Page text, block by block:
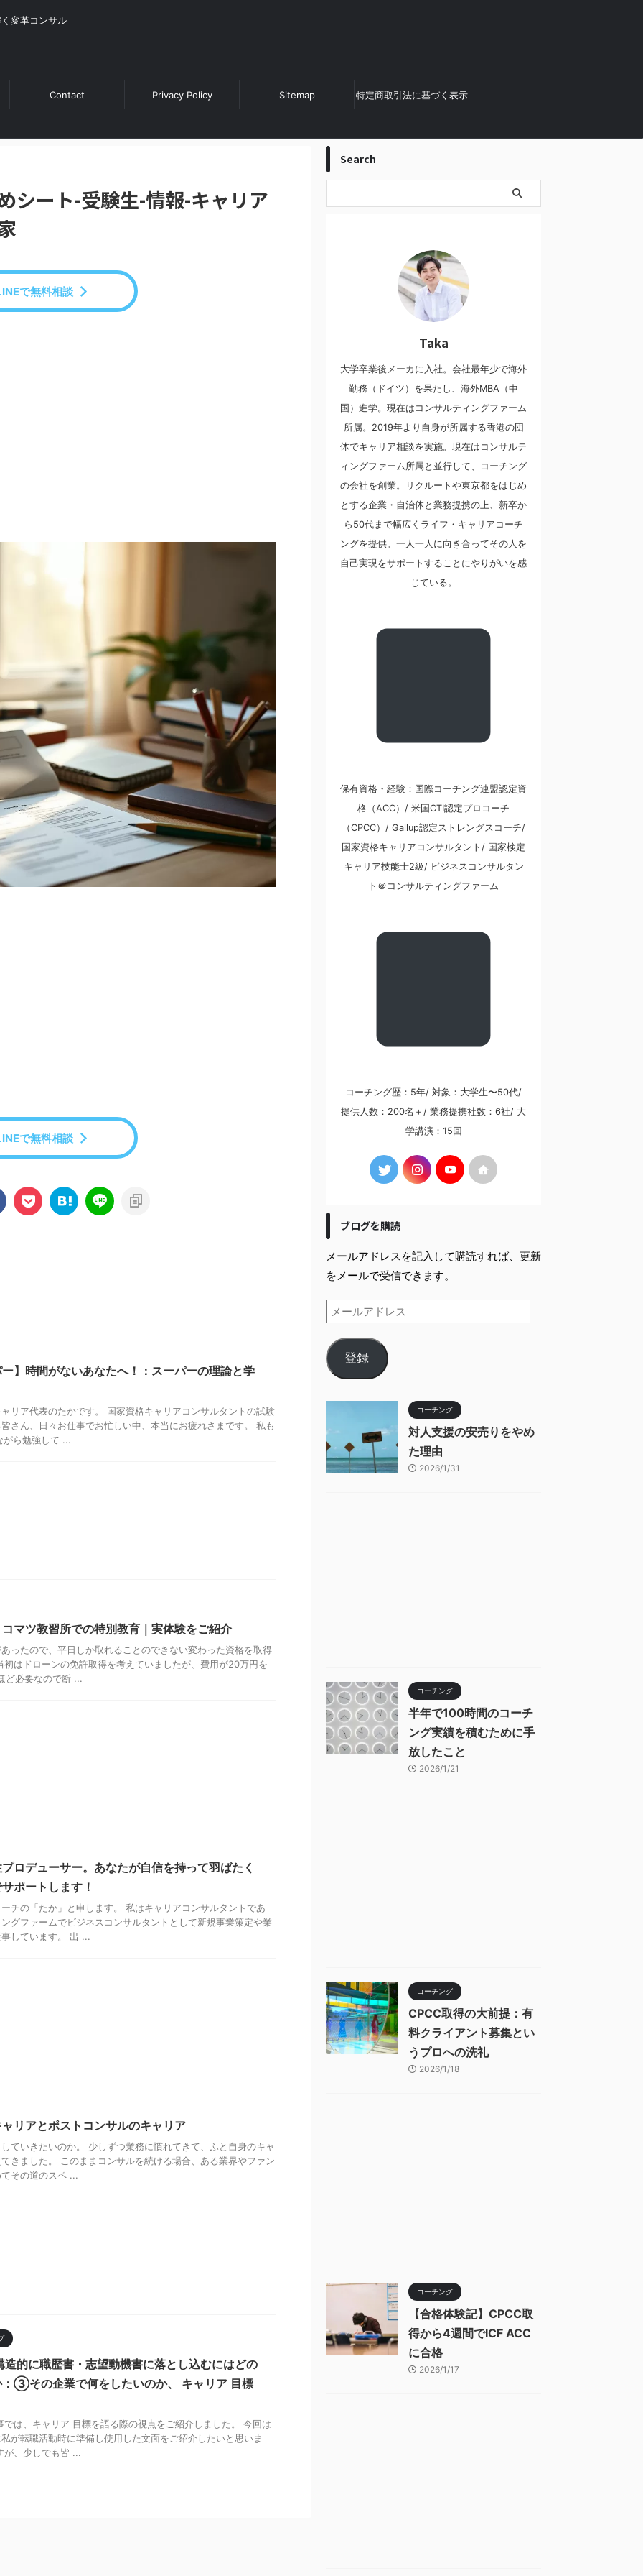
変革コンサル
Contact Privacy Policy Sitemap 特定商取引法に基づく表示
シート-受験生-情報-キャリア
で無料相談
で無料相談
】時間がないあなたへ！：スーパーの理論と学
リア代表のたかです。 国家資格キャリアコンサルタントの試験
さん、日々お仕事でお忙しい中、本当にお疲れさまです。 私も
がら勉強して ...
マツ教習所での特別教育｜実体験をご紹介
ったので、平日しか取れることのできない変わった資格を取得
初はドローンの免許取得を考えていましたが、費用が20万円を
ど必要なので断 ...
ロデューサー。あなたが自信を持って羽ばたく
ポートします！
チの「たか」と申します。 私はキャリアコンサルタントであ
グファームでビジネスコンサルタントとして新規事業策定や業
しています。 出 ...
リアとポストコンサルのキャリア
ていきたいのか。 少しずつ業務に慣れてきて、ふと自身のキャ
きました。 このままコンサルを続ける場合、ある業界やファン
その道のスペ ...
造的に職歴書・志望動機書に落とし込むにはどの
③その企業で何をしたいのか、 キャリア 目標
は、キャリア 目標を語る際の視点をご紹介しました。 今回は
が転職活動時に準備し使用した文面をご紹介したいと思いま
が、少しでも皆 ...
Search
Taka
大学卒業後メーカに入社。会社最年少で海外
勤務（ドイツ）を果たし、海外MBA（中
国）進学。現在はコンサルティングファーム
所属。2019年より自身が所属する香港の団
体でキャリア相談を実施。現在はコンサルテ
ィングファーム所属と並行して、コーチング
の会社を創業。リクルートや東京都をはじめ
とする企業・自治体と業務提携の上、新卒か
ら50代まで幅広くライフ・キャリアコーチ
ングを提供。一人一人に向き合ってその人を
自己実現をサポートすることにやりがいを感
じている。
保有資格・経験：国際コーチング連盟認定資
格（ACC）/ 米国CTI認定プロコーチ
（CPCC）/ Gallup認定ストレングスコーチ/
国家資格キャリアコンサルタント/ 国家検定
キャリア技能士2級/ ビジネスコンサルタン
ト＠コンサルティングファーム
コーチング歴：5年/ 対象：大学生〜50代/
提供人数：200名＋/ 業務提携社数：6社/ 大
学講演：15回
ブログを購読
メールアドレスを記入して購読すれば、更新
をメールで受信できます。
登録
コーチング
対人支援の安売りをやめ
た理由
2026/1/31
コーチング
半年で100時間のコーチ
ング実績を積むために手
放したこと
2026/1/21
コーチング
CPCC取得の大前提：有
料クライアント募集とい
うプロへの洗礼
2026/1/18
コーチング
【合格体験記】CPCC取
得から4週間でICF ACC
に合格
2026/1/17